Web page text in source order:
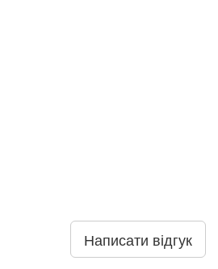
Написати відгук